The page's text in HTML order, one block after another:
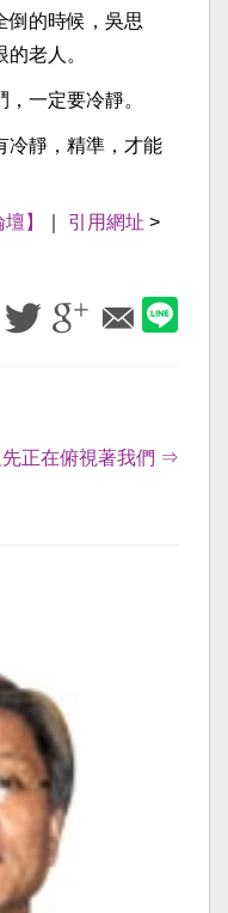
倒的時候，吳思
老人。
一定要冷靜。
冷靜，精準，才能
】 引用網址 >
正在俯視著我們 ⇒